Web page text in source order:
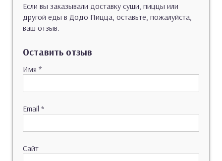
Если вы заказывали доставку суши, пиццы или
другой еды в Додо Пицца, оставьте, пожалуйста,
ваш отзыв.
Оставить отзыв
Имя *
Email *
Сайт